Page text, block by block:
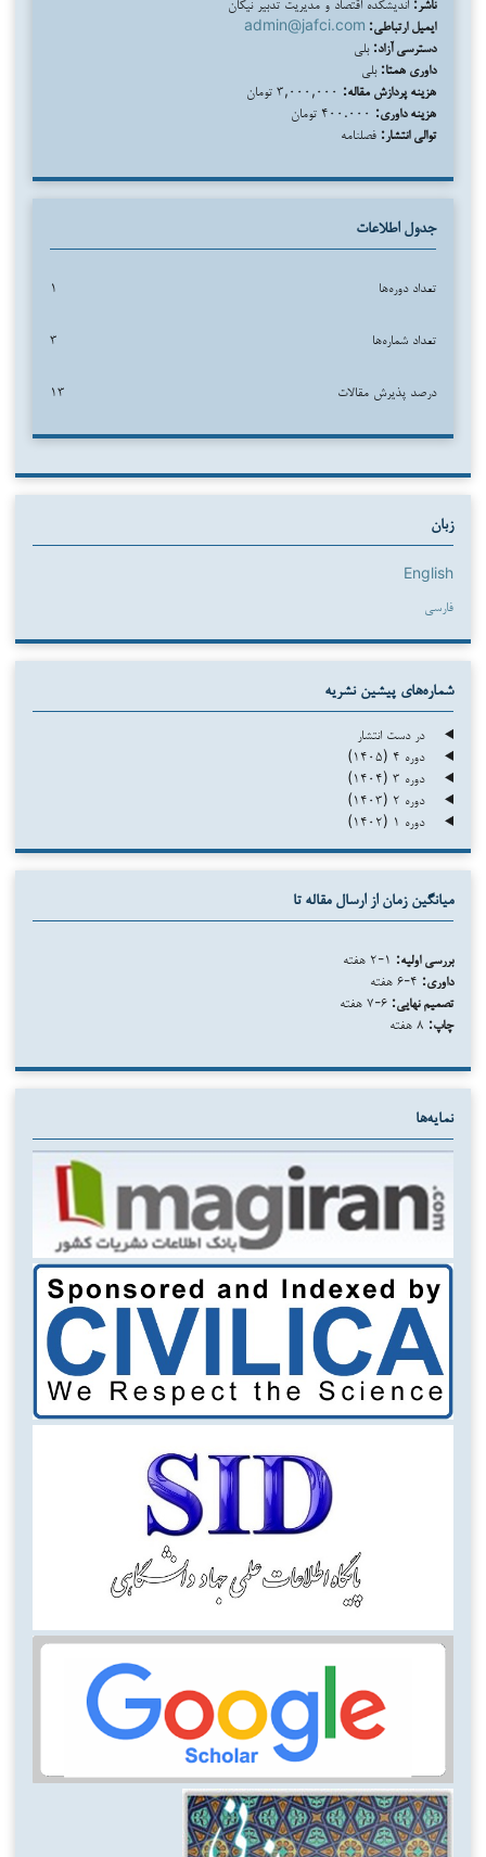
ایمیل ارتباطی: admin@jafci.com
دسترسی آزاد: بلی
داوری همتا: بلی
هزینه پردازش مقاله:
هزینه داوری:
توالی انتشار: فصلنامه
جدول اطلاعات
تعداد دوره‌ها ۱
تعداد شماره‌ها ۳
درصد پذیرش مقالات ۱۳
زبان
English
فارسی
شماره‌های پیشین نشریه
در دست انتشار
دوره ۴ (۱۴۰۵)
دوره ۳ (۱۴۰۴)
دوره ۲ (۱۴۰۳)
دوره ۱ (۱۴۰۲)
میانگین زمان از ارسال مقاله تا
بررسی اولیه:
داوری:
تصمیم نهایی:
چاپ:
نمایه‌ها